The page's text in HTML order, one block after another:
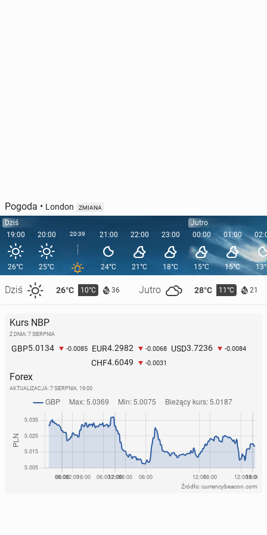
Ta plaża w Wiel­kiej Bry­ta­nii przy­po­mi­na Karaiby
1 maja, 08:00
Pogoda • London ZMIANA
Dziś
19:00
26°C
Dziś 26°C 10°C 36 Jutro 28°C 11°C 21
20:00
25°C
20:39 21:00
24°C
22:00
21°C
23:00
18°C
Jutro
00:00
15°C
01:00
15°C
Kurs NBP
Z DNIA: 7 SIERPNIA
GBP5.0134 -0.0085 EUR4.2982 -0.0068 USD3.7236 -0.0084
CHF4.6049 -0.0031
Forex
AKTUALIZACJA: 7 SIERPNIA, 19:00
Źródło: currencybeacon.com